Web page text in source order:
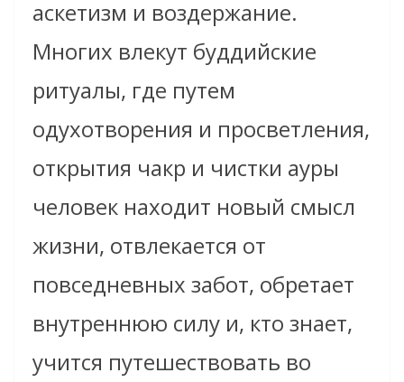
аскетизм и воздержание.
Многих влекут буддийские
ритуалы, где путем
одухотворения и просветления,
открытия чакр и чистки ауры
человек находит новый смысл
жизни, отвлекается от
повседневных забот, обретает
внутреннюю силу и, кто знает,
учится путешествовать во